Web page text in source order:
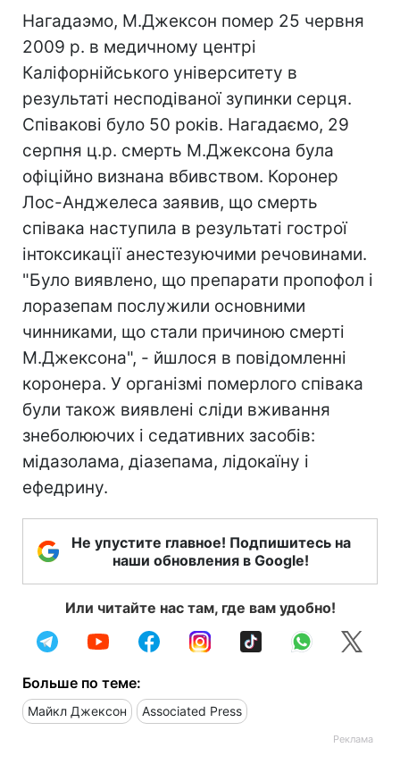
Нагадаэмо, М.Джексон помер 25 червня
2009 р. в медичному центрі
Каліфорнійського університету в
результаті несподіваної зупинки серця.
Співакові було 50 років. Нагадаємо, 29
серпня ц.р. смерть М.Джексона була
офіційно визнана вбивством. Коронер
Лос-Анджелеса заявив, що смерть
співака наступила в результаті гострої
інтоксикації анестезуючими речовинами.
"Було виявлено, що препарати пропофол і
лоразепам послужили основними
чинниками, що стали причиною смерті
М.Джексона", - йшлося в повідомленні
коронера. У організмі померлого співака
були також виявлені сліди вживання
знеболюючих і седативних засобів:
мідазолама, діазепама, лідокаїну і
ефедрину.
Не упустите главное! Подпишитесь на
наши обновления в Google!
Или читайте нас там, где вам удобно!
Больше по теме:
Майкл Джексон Associated Press